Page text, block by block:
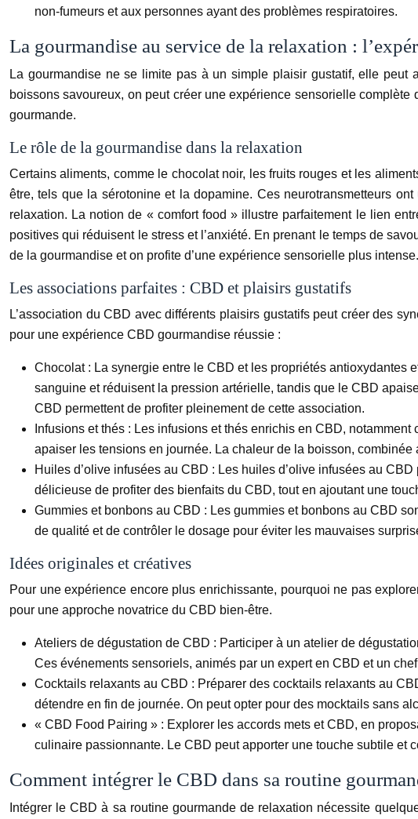
non-fumeurs et aux personnes ayant des problèmes respiratoires.
La gourmandise au service de la relaxation :
La gourmandise ne se limite pas à un simple plaisir gustatif, elle
boissons savoureux, on peut créer une expérience sensorielle
gourmande.
Le rôle de la gourmandise dans la relaxation
Certains aliments, comme le chocolat noir, les fruits rouges et les
être, tels que la sérotonine et la dopamine. Ces neurotransmetteurs
relaxation. La notion de « comfort food » illustre parfaitement le lien
positives qui réduisent le stress et l’anxiété. En prenant le temps de
de la gourmandise et on profite d’une expérience sensorielle plus intense.
Les associations parfaites : CBD et plaisirs gustatifs
L’association du CBD avec différents plaisirs gustatifs peut créer des
pour une expérience CBD gourmandise réussie :
Chocolat : La synergie entre le CBD et les propriétés
sanguine et réduisent la pression artérielle, tandis que le CBD
CBD permettent de profiter pleinement de cette association.
Infusions et thés : Les infusions et thés enrichis en CBD,
apaiser les tensions en journée. La chaleur de la boisson,
Huiles d’olive infusées au CBD : Les huiles d’olive infusées au
délicieuse de profiter des bienfaits du CBD, tout en ajoutant une
Gummies et bonbons au CBD : Les gummies et bonbons au CBD
de qualité et de contrôler le dosage pour éviter les mauvaises
Idées originales et créatives
Pour une expérience encore plus enrichissante, pourquoi ne pas
pour une approche novatrice du CBD bien-être.
Ateliers de dégustation de CBD : Participer à un atelier de
Ces événements sensoriels, animés par un expert en CBD et un
Cocktails relaxants au CBD : Préparer des cocktails relaxants au
détendre en fin de journée. On peut opter pour des mocktails sans
« CBD Food Pairing » : Explorer les accords mets et CBD, en
culinaire passionnante. Le CBD peut apporter une touche subtile et
Comment intégrer le CBD dans sa routine
Intégrer le CBD à sa routine gourmande de relaxation nécessite